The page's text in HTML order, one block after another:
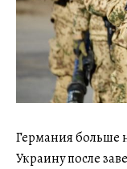
Германия больше
Украину после